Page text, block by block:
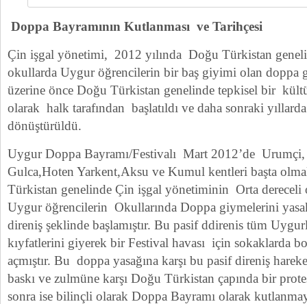
Doppa Bayramının Kutlanması ve Tarihçesi
Çin işgal yönetimi, 2012 yılında Doğu Türkistan
okullarda Uygur öğrencilerin bir baş giyimi olan doppa
üzerine önce Doğu Türkistan genelinde tepkisel bir
olarak halk tarafından başlatıldı ve daha sonraki
dönüştürüldü.
Uygur Doppa Bayramı/Festivalı Mart 2012’de
Gulca,Hoten Yarkent,Aksu ve Kumul kentleri başta
Türkistan genelinde Çin işgal yönetiminin Orta dereceli
Uygur öğrencilerin Okullarında Doppa giymelerini
direniş şeklinde başlamıştır. Bu pasif ddirenis tüm
kıyfatlerini giyerek bir Festival havası için sokaklarda
açmıştır. Bu doppa yasağına karşı bu pasif direniş
baskı ve zulmüne karşı Doğu Türkistan çapında bir
sonra ise bilinçli olarak Doppa Bayramı olarak